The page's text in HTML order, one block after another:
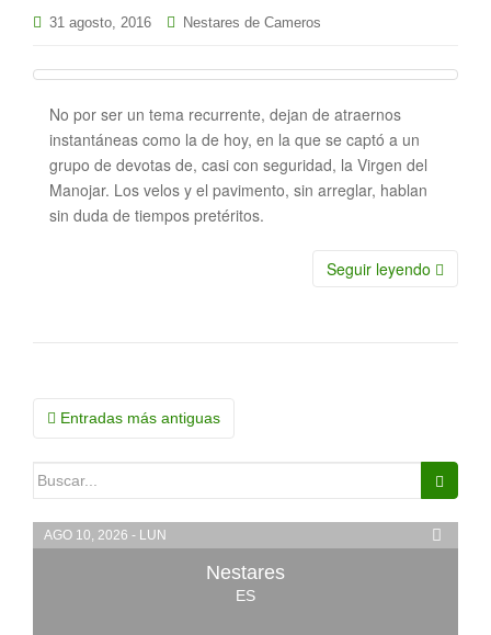
31 agosto, 2016 Nestares de Cameros
No por ser un tema recurrente, dejan de atraernos
instantáneas como la de hoy, en la que se captó a un
grupo de devotas de, casi con seguridad, la Virgen del
Manojar. Los velos y el pavimento, sin arreglar, hablan
sin duda de tiempos pretéritos.
Seguir leyendo
Navegación
entradas
Entradas más antiguas
Buscar:
AGO 10, 2026 - LUN
Nestares
ES